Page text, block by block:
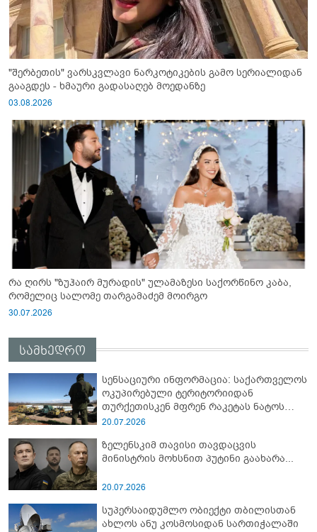
"შერბეთის" ვარსკვლავი ნარკოტიკების გამო სერიალიდან
გააგდეს - ხმაური გადასაღებ მოედანზე
03.08.2026
რა ღირს "ზუჰაირ მურადის" ულამაზესი საქორწინო კაბა,
რომელიც სალომე თარგამაძემ მოირგო
30.07.2026
სამხედრო
სენსაციური ინფორმაცია: საქართველოს
ოკუპირებული ტერიტორიიდან
თურქეთისკენ მფრენ რაკეტას ნატოს
სამიტი კინაღამ ჩაუშლია
20.07.2026
ზელენსკიმ თავისი თავდაცვის
მინისტრის მოხსნით პუტინი გაახარა...
20.07.2026
სუპერსაიდუმლო ობიექტი თბილისთან
ახლოს ანუ კოსმოსიდან სართიჭალაში